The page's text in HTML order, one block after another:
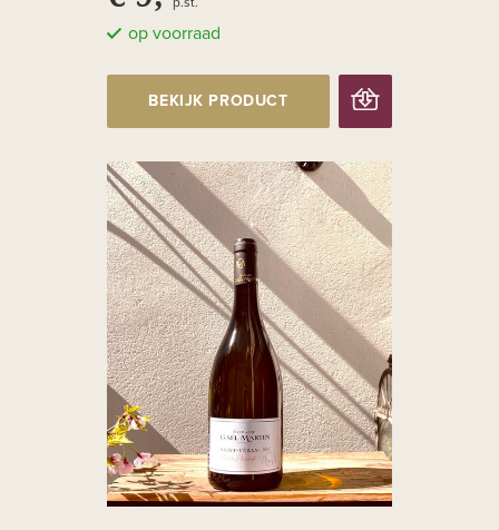
p.st.
op voorraad
BEKIJK PRODUCT